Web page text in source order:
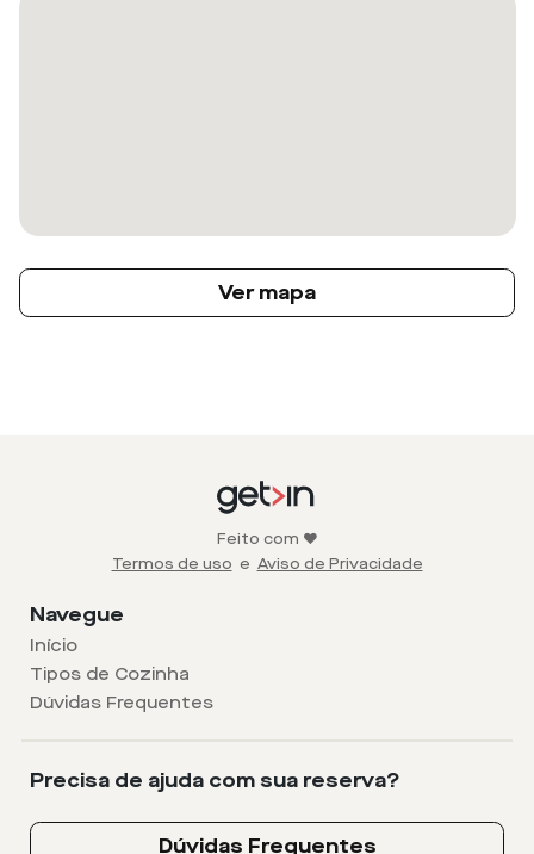
Ver mapa
Feito com ❤️
Termos de uso e Aviso de Privacidade
Navegue
Início
Tipos de Cozinha
Dúvidas Frequentes
Precisa de ajuda com sua reserva?
Dúvidas Frequentes